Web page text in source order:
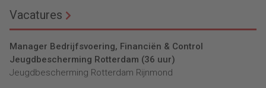
Vacatures
Manager Bedrijfsvoering, Financiën & Control
Jeugdbescherming Rotterdam (36 uur)
Jeugdbescherming Rotterdam Rijnmond